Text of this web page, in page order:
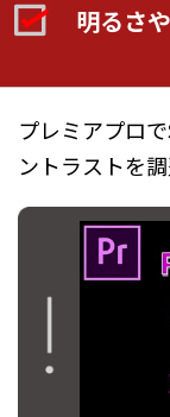
明るさ
プレミアプロ
ントラストを